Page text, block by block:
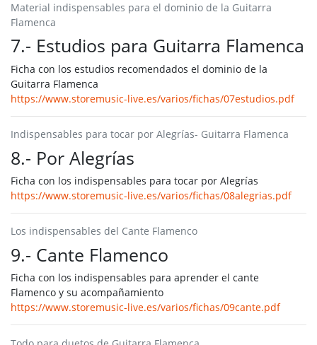
Material indispensables para el dominio de la Guitarra
Flamenca
7.- Estudios para Guitarra Flamenca
Ficha con los estudios recomendados el dominio de la
Guitarra Flamenca
https://www.storemusic-live.es/varios/fichas/07estudios.pdf
Indispensables para tocar por Alegrías- Guitarra Flamenca
8.- Por Alegrías
Ficha con los indispensables para tocar por Alegrías
https://www.storemusic-live.es/varios/fichas/08alegrias.pdf
Los indispensables del Cante Flamenco
9.- Cante Flamenco
Ficha con los indispensables para aprender el cante
Flamenco y su acompañamiento
https://www.storemusic-live.es/varios/fichas/09cante.pdf